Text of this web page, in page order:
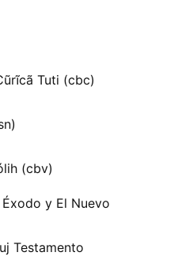
Tuti (cbc)
(cbv)
y El Nuevo
Testamento